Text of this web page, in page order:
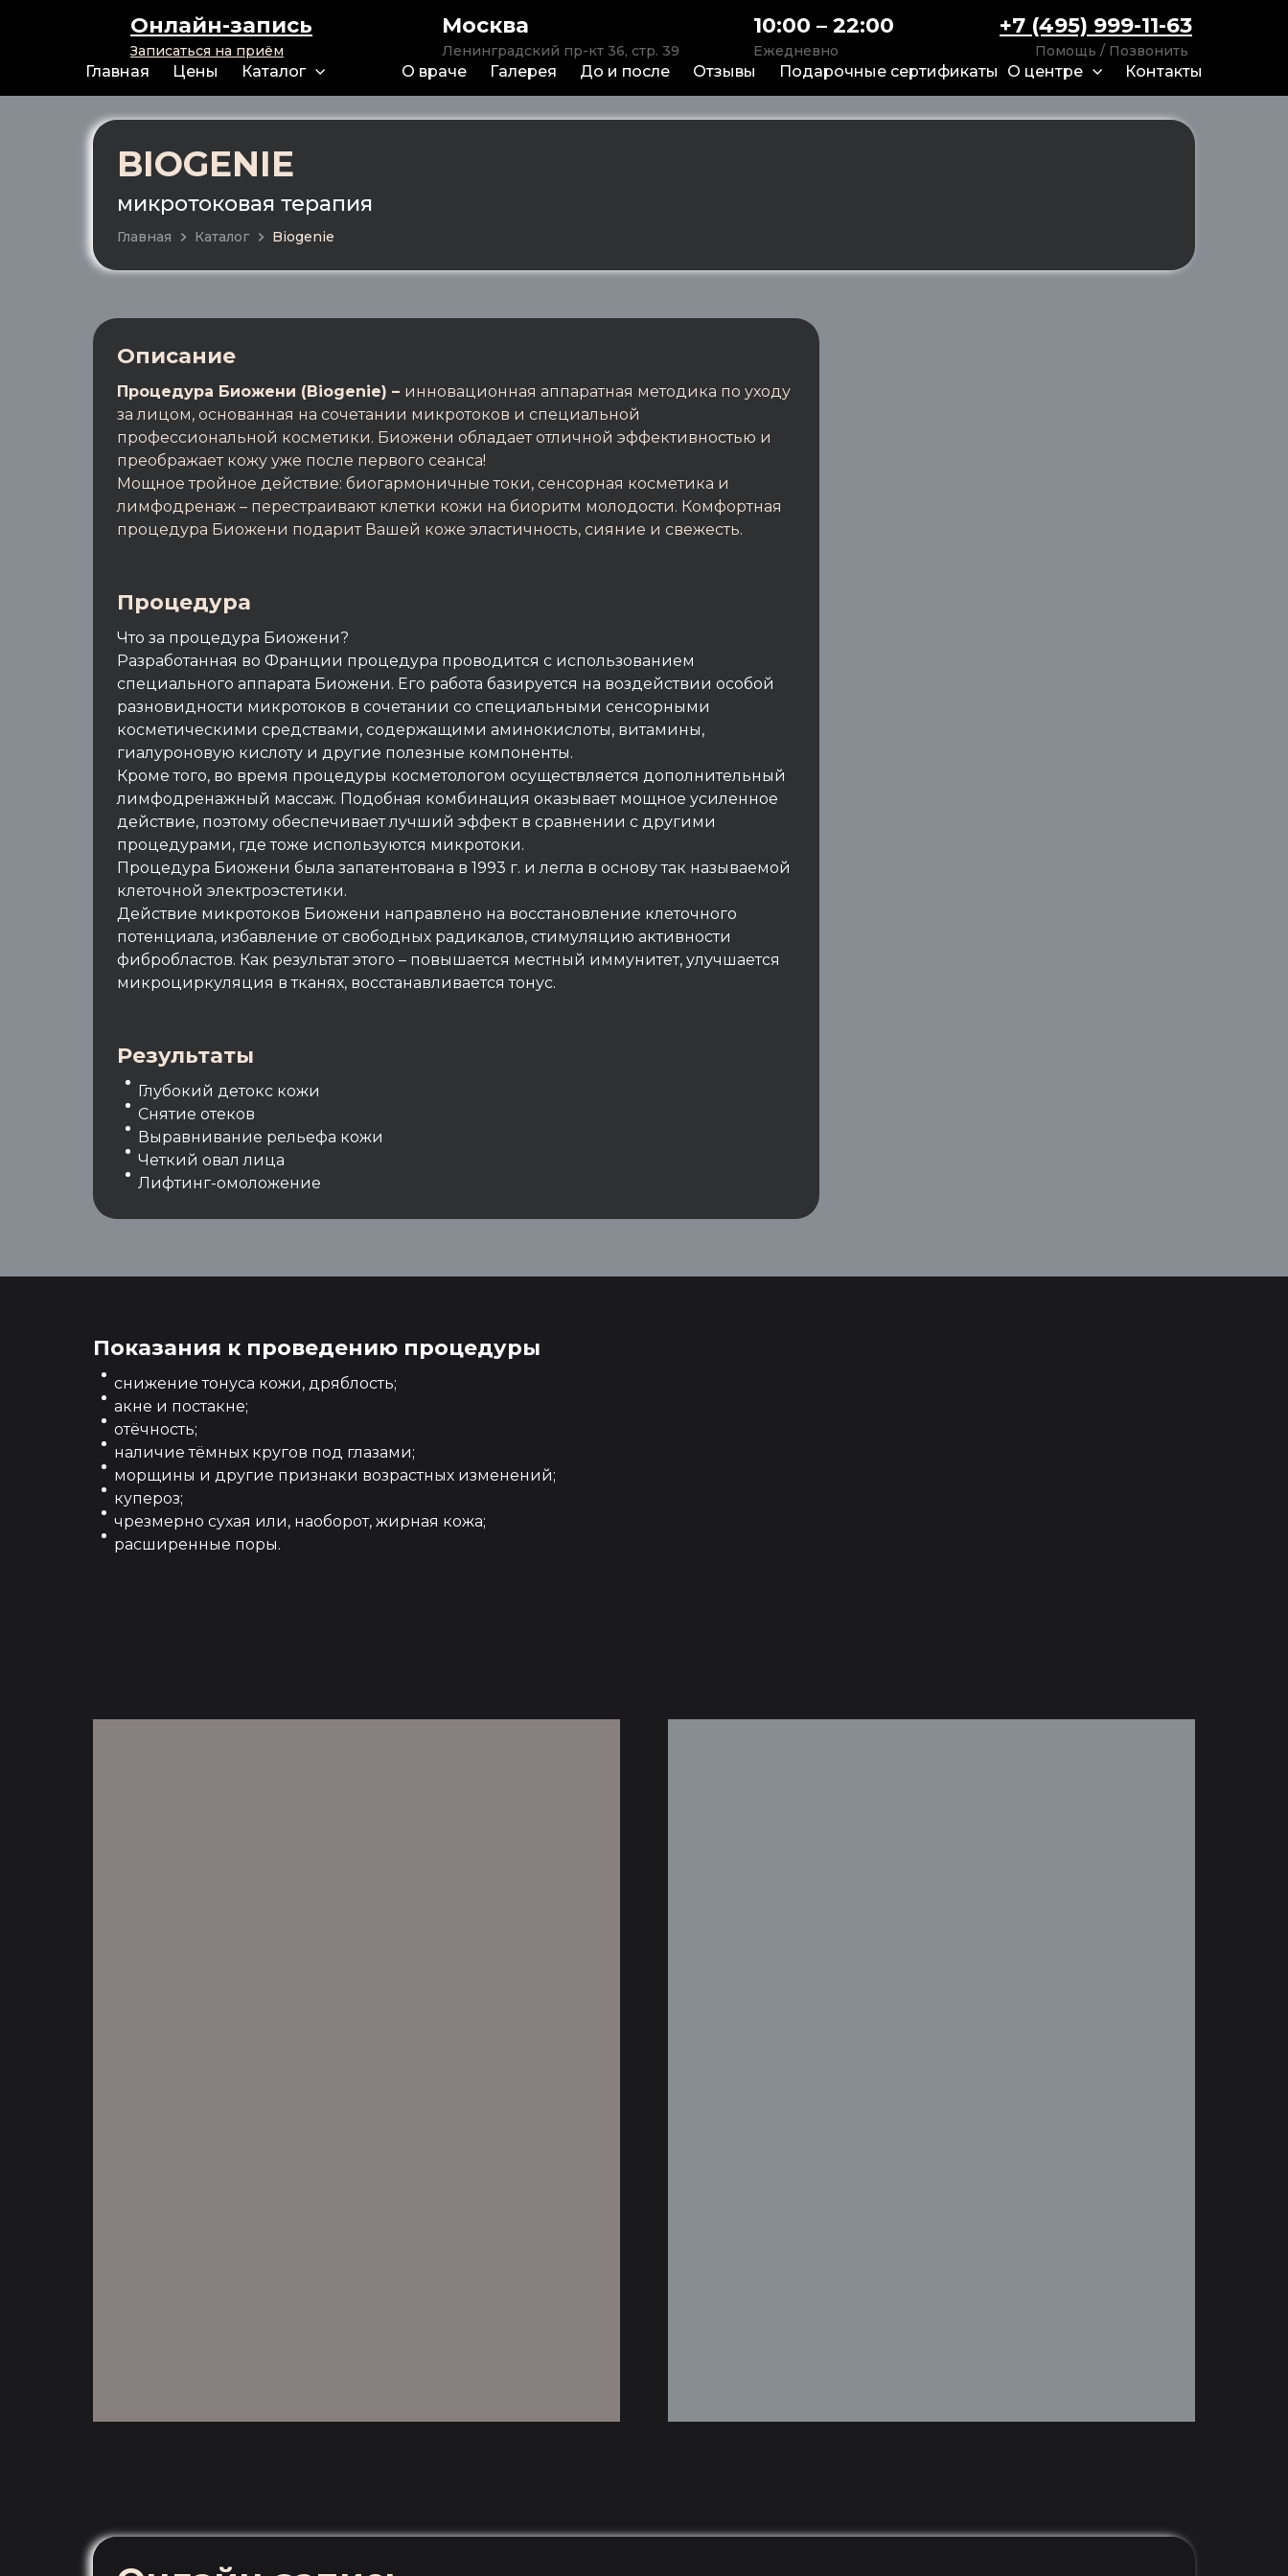
Онлайн-запись
Записаться на приём
Москва
Ленинградский пр-кт 36, стр. 39
10:00 – 22:00
Ежедневно
+7 (495) 999-11-63
Помощь / Позвонить
Главная Цены Каталог О враче Галерея До и после Отзывы Подарочные сертификаты О центре Контакты
BIOGENIE
микротоковая терапия
Главная Каталог Biogenie
Описание
Процедура Биожени (Biogenie) – инновационная аппаратная методика по уходу
за лицом, основанная на сочетании микротоков и специальной
профессиональной косметики. Биожени обладает отличной эффективностью и
преображает кожу уже после первого сеанса!
Мощное тройное действие: биогармоничные токи, сенсорная косметика и
лимфодренаж – перестраивают клетки кожи на биоритм молодости. Комфортная
процедура Биожени подарит Вашей коже эластичность, сияние и свежесть.
Процедура
Что за процедура Биожени?
Разработанная во Франции процедура проводится с использованием
специального аппарата Биожени. Его работа базируется на воздействии особой
разновидности микротоков в сочетании со специальными сенсорными
косметическими средствами, содержащими аминокислоты, витамины,
гиалуроновую кислоту и другие полезные компоненты.
Кроме того, во время процедуры косметологом осуществляется дополнительный
лимфодренажный массаж. Подобная комбинация оказывает мощное усиленное
действие, поэтому обеспечивает лучший эффект в сравнении с другими
процедурами, где тоже используются микротоки.
Процедура Биожени была запатентована в 1993 г. и легла в основу так называемой
клеточной электроэстетики.
Действие микротоков Биожени направлено на восстановление клеточного
потенциала, избавление от свободных радикалов, стимуляцию активности
фибробластов. Как результат этого – повышается местный иммунитет, улучшается
микроциркуляция в тканях, восстанавливается тонус.
Результаты
Глубокий детокс кожи
Снятие отеков
Выравнивание рельефа кожи
Четкий овал лица
Лифтинг-омоложение
Показания к проведению процедуры
снижение тонуса кожи, дряблость;
акне и постакне;
отёчность;
наличие тёмных кругов под глазами;
морщины и другие признаки возрастных изменений;
купероз;
чрезмерно сухая или, наоборот, жирная кожа;
расширенные поры.